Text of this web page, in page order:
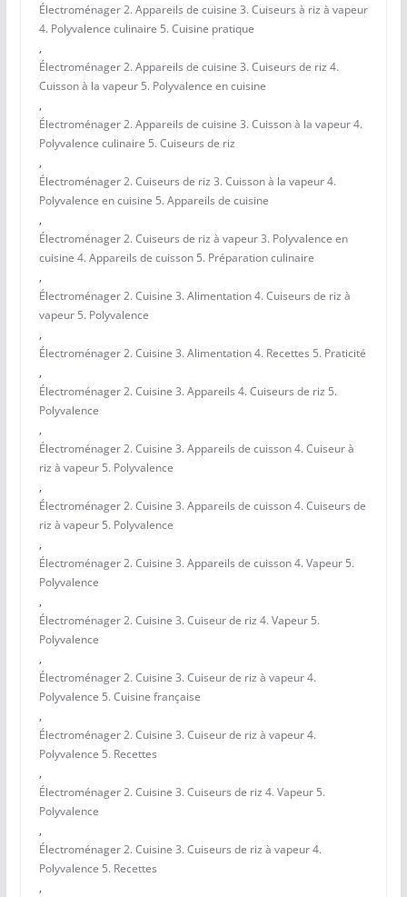
Électroménager 2. Appareils de cuisine 3. Cuiseurs à riz à vapeur
4. Polyvalence culinaire 5. Cuisine pratique
,
Électroménager 2. Appareils de cuisine 3. Cuiseurs de riz 4.
Cuisson à la vapeur 5. Polyvalence en cuisine
,
Électroménager 2. Appareils de cuisine 3. Cuisson à la vapeur 4.
Polyvalence culinaire 5. Cuiseurs de riz
,
Électroménager 2. Cuiseurs de riz 3. Cuisson à la vapeur 4.
Polyvalence en cuisine 5. Appareils de cuisine
,
Électroménager 2. Cuiseurs de riz à vapeur 3. Polyvalence en
cuisine 4. Appareils de cuisson 5. Préparation culinaire
,
Électroménager 2. Cuisine 3. Alimentation 4. Cuiseurs de riz à
vapeur 5. Polyvalence
,
Électroménager 2. Cuisine 3. Alimentation 4. Recettes 5. Praticité
,
Électroménager 2. Cuisine 3. Appareils 4. Cuiseurs de riz 5.
Polyvalence
,
Électroménager 2. Cuisine 3. Appareils de cuisson 4. Cuiseur à
riz à vapeur 5. Polyvalence
,
Électroménager 2. Cuisine 3. Appareils de cuisson 4. Cuiseurs de
riz à vapeur 5. Polyvalence
,
Électroménager 2. Cuisine 3. Appareils de cuisson 4. Vapeur 5.
Polyvalence
,
Électroménager 2. Cuisine 3. Cuiseur de riz 4. Vapeur 5.
Polyvalence
,
Électroménager 2. Cuisine 3. Cuiseur de riz à vapeur 4.
Polyvalence 5. Cuisine française
,
Électroménager 2. Cuisine 3. Cuiseur de riz à vapeur 4.
Polyvalence 5. Recettes
,
Électroménager 2. Cuisine 3. Cuiseurs de riz 4. Vapeur 5.
Polyvalence
,
Électroménager 2. Cuisine 3. Cuiseurs de riz à vapeur 4.
Polyvalence 5. Recettes
,